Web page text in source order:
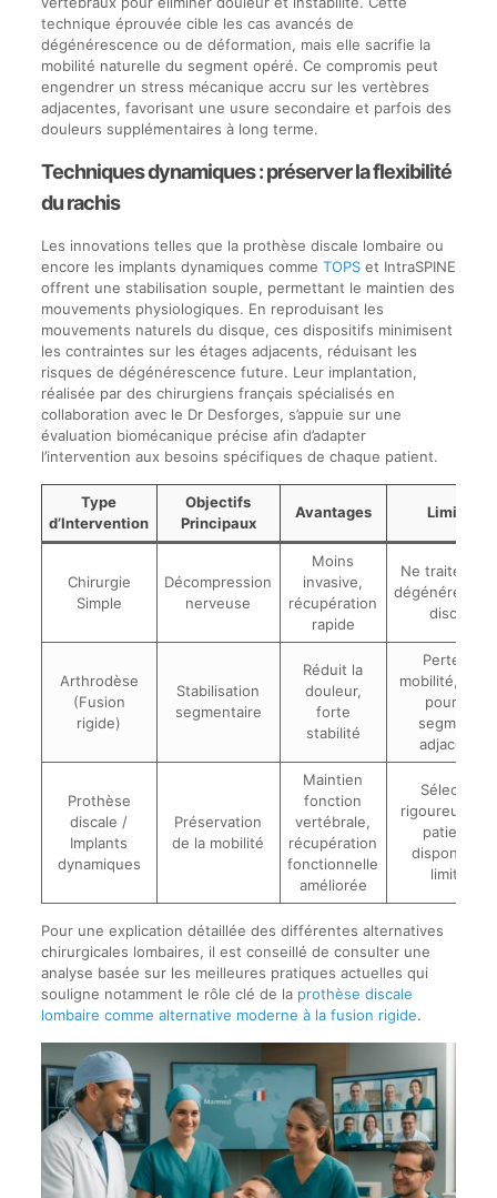
technique éprouvée cible les cas avancés de
dégénérescence ou de déformation, mais elle sacrifie la
mobilité naturelle du segment opéré. Ce compromis peut
engendrer un stress mécanique accru sur les vertèbres
adjacentes, favorisant une usure secondaire et parfois des
douleurs supplémentaires à long terme.
Techniques dynamiques : préserver la flexibilité
du rachis
Les innovations telles que la prothèse discale lombaire ou
encore les implants dynamiques comme TOPSet IntraSPINE
offrent une stabilisation souple, permettant le maintien des
mouvements physiologiques. En reproduisant les
mouvements naturels du disque, ces dispositifs minimisent
les contraintes sur les étages adjacents, réduisant les
risques de dégénérescence future. Leur implantation,
réalisée par des chirurgiens français spécialisés en
collaboration avec le Dr Desforges, s’appuie sur une
évaluation biomécanique précise afin d’adapter
l’intervention aux besoins spécifiques de chaque patient.
Type
d’Intervention
Objectifs
Principaux
Avantages Limites
Chirurgie
Simple
Décompression
nerveuse
Moins
invasive,
récupération
rapide
Ne traite pas
discale
Arthrodèse
(Fusion
rigide)
Stabilisation
segmentaire
Réduit la
douleur,
forte
stabilité
Perte de
mobilité,
pour les
segments
adjacents
Prothèse
discale /
Implants
dynamiques
Préservation
de la mobilité
Maintien
fonction
vertébrale,
récupération
fonctionnelle
améliorée
Sélection
rigoureuse
patients,
disponibilité
limitée
Pour une explication détaillée des différentes alternatives
chirurgicales lombaires, il est conseillé de consulter une
analyse basée sur les meilleures pratiques actuelles qui
souligne notamment le rôle clé de la prothèse discale
lombaire comme alternative moderne à la fusion rigide.